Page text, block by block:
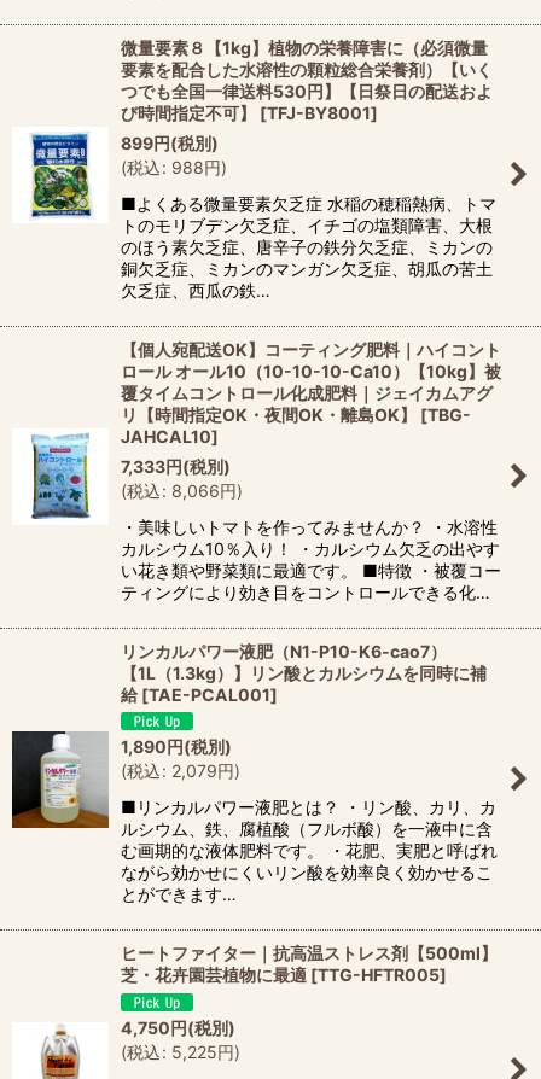
微量要素８【1kg】植物の栄養障害に（必須微量
要素を配合した水溶性の顆粒総合栄養剤）【いく
つでも全国一律送料530円】【日祭日の配送およ
び時間指定不可】
[TFJ-BY8001]
899円(税別)
(税込: 988円)
■よくある微量要素欠乏症 水稲の穂稲熱病、トマ
トのモリブデン欠乏症、イチゴの塩類障害、大根
のほう素欠乏症、唐辛子の鉄分欠乏症、ミカンの
銅欠乏症、ミカンのマンガン欠乏症、胡瓜の苦土
欠乏症、西瓜の鉄…
【個人宛配送OK】コーティング肥料｜ハイコント
ロール オール10（10-10-10-Ca10）【10kg】被
覆タイムコントロール化成肥料｜ジェイカムアグ
リ【時間指定OK・夜間OK・離島OK】
[TBG-
JAHCAL10]
7,333円(税別)
(税込: 8,066円)
・美味しいトマトを作ってみませんか？ ・水溶性
カルシウム10％入り！ ・カルシウム欠乏の出やす
い花き類や野菜類に最適です。 ■特徴 ・被覆コー
ティングにより効き目をコントロールできる化…
リンカルパワー液肥（N1-P10-K6-cao7）
【1L（1.3kg）】リン酸とカルシウムを同時に補
給 [TAE-PCAL001]
1,890円(税別)
(税込: 2,079円)
■リンカルパワー液肥とは？ ・リン酸、カリ、カ
ルシウム、鉄、腐植酸（フルボ酸）を一液中に含
む画期的な液体肥料です。 ・花肥、実肥と呼ばれ
ながら効かせにくいリン酸を効率良く効かせるこ
とができます…
ヒートファイター｜抗高温ストレス剤【500ml】
芝・花卉園芸植物に最適 [TTG-HFTR005]
4,750円(税別)
(税込: 5,225円)